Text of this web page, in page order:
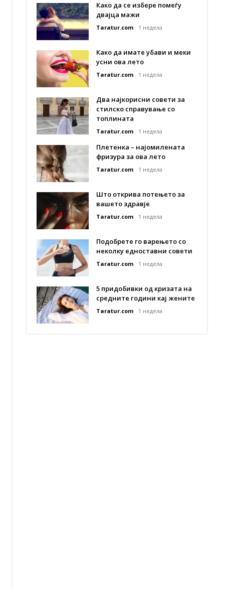
Како да се избере помеѓу
двајца мажи
Taratur.com 1 недела
Како да имате убави и меки
усни ова лето
Taratur.com 1 недела
Два најкорисни совети за
стилско справување со
топлината
Taratur.com 1 недела
Плетенка – најомилената
фризура за ова лето
Taratur.com 1 недела
Што открива потењето за
вашето здравје
Taratur.com 1 недела
Подобрете го варењето со
неколку едноставни совети
Taratur.com 1 недела
5 придобивки од кризата на
средните години кај жените
Taratur.com 1 недела